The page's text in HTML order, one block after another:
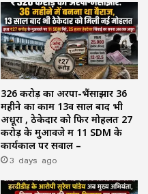
₹326 करोड़ का अरपा-भैंसाझार 36
महीने का काम 13वें साल बाद भी
अधूरा , ठेकेदार को फिर मोहलत ₹27
करोड़ के मुआवजे में 11 SDM के
कार्यकाल पर सवाल –
3 days ago